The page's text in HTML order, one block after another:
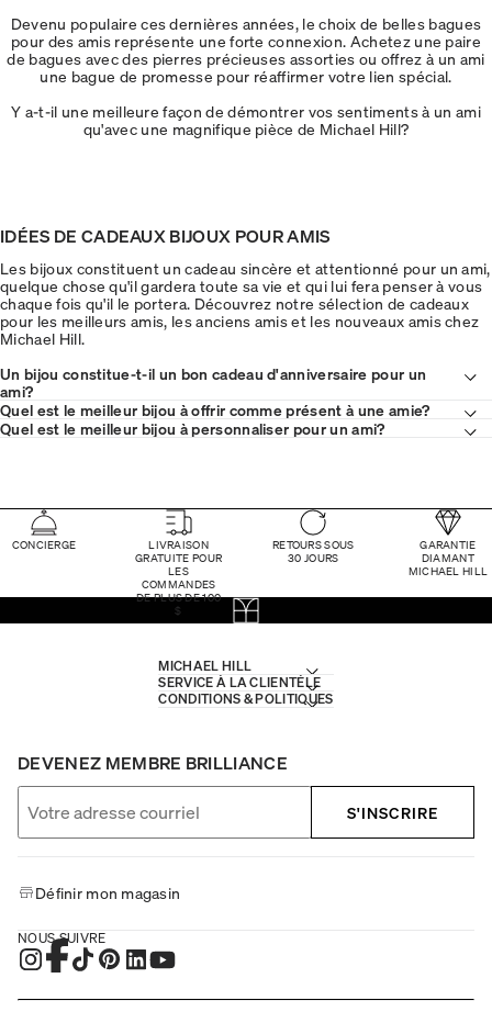
Devenu populaire ces dernières années, le choix de belles bagues
pour des amis représente une forte connexion. Achetez une paire
de bagues avec des pierres précieuses assorties ou offrez à un ami
une bague de promesse pour réaffirmer votre lien spécial.
Y a-t-il une meilleure façon de démontrer vos sentiments à un ami
qu'avec une magnifique pièce de Michael Hill?
IDÉES DE CADEAUX BIJOUX POUR AMIS
Les bijoux constituent un cadeau sincère et attentionné pour un ami,
quelque chose qu'il gardera toute sa vie et qui lui fera penser à vous
chaque fois qu'il le portera. Découvrez notre sélection de cadeaux
pour les meilleurs amis, les anciens amis et les nouveaux amis chez
Michael Hill.
Un bijou constitue-t-il un bon cadeau d'anniversaire pour un
ami?
Quel est le meilleur bijou à offrir comme présent à une amie?
Quel est le meilleur bijou à personnaliser pour un ami?
CONCIERGE
LIVRAISON
GRATUITE POUR
LES
COMMANDES
DE PLUS DE 100
$
RETOURS SOUS
30 JOURS
GARANTIE
DIAMANT
MICHAEL HILL
MICHAEL HILL
SERVICE À LA CLIENTÈLE
CONDITIONS & POLITIQUES
DEVENEZ MEMBRE BRILLIANCE
S'INSCRIRE
Définir mon magasin
NOUS SUIVRE